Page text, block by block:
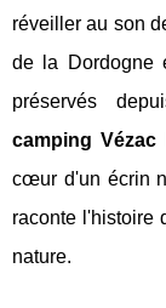
réveiller au son
de la Dordogne
préservés
camping Vézac
cœur d'un écrin
raconte l'histoire
nature.